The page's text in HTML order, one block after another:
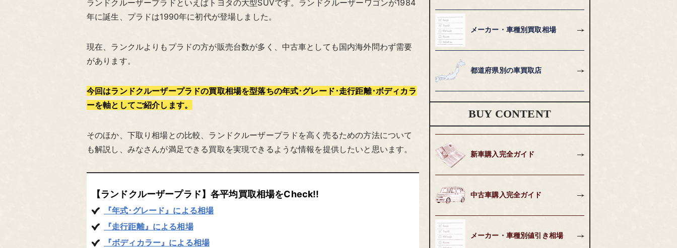
ランドクルーザープラドといえばトヨタの大型SUVです。ランドクルーザーワゴンが1984
年に誕生、プラドは1990年に初代が登場しました。
現在、ランクルよりもプラドの方が販売台数が多く、中古車としても国内海外問わず需要
があります。
今回はランドクルーザープラドの買取相場を型落ちの年式･グレード･走行距離･ボディカラ
ーを軸としてご紹介します。
そのほか、下取り相場との比較、ランドクルーザープラドを高く売るための方法について
も解説し、みなさんが満足できる買取を実現できるような情報を提供したいと思います。
【ランドクルーザープラド】各平均買取相場をCheck!!
『年式･グレード』による相場
『走行距離』による相場
『ボディカラー』による相場
メーカー・車種別買取相場
都道府県別の車買取店
BUY CONTENT
新車購入完全ガイド
中古車購入完全ガイド
メーカー・車種別値引き相場